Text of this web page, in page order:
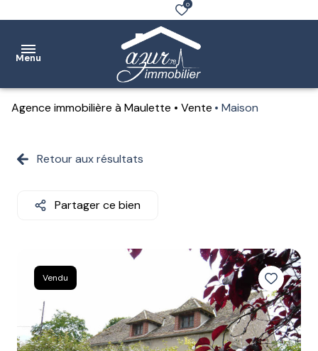
0
Menu
Ventes
Notre
Estimation
Contact
Agence immobilière à Maulette Vente Maison
Retour aux résultats
Partager ce bien
Vendu